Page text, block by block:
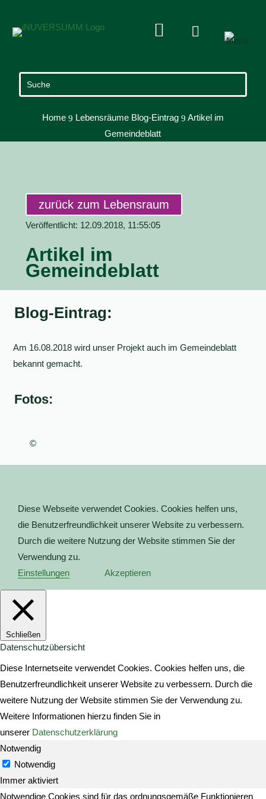
 
Home 9 Lebensräume Blog-Eintrag 9 Artikel im
Gemeindeblatt
zurück zum Lebensraum
Veröffentlicht: 12.09.2018, 11:55:05
Artikel im
Gemeindeblatt
Blog-Eintrag:
Am 16.08.2018 wird unser Projekt auch im Gemeindeblatt
bekannt gemacht.
Fotos:
©
Diese Webseite verwendet Cookies. Cookies helfen uns,
die Benutzerfreundlichkeit unserer Website zu verbessern.
Durch die weitere Nutzung der Website stimmen Sie der
Verwendung zu.
Einstellungen
Akzeptieren
Schließen
Datenschutzübersicht
Diese Internetseite verwendet Cookies. Cookies helfen uns, die
Benutzerfreundlichkeit unserer Website zu verbessern. Durch die
weitere Nutzung der Website stimmen Sie der Verwendung zu.
Weitere Informationen hierzu finden Sie in
unserer Datenschutzerklärung
Notwendig
Notwendig
Immer aktiviert
Notwendige Cookies sind für das ordnungsgemäße Funktionieren